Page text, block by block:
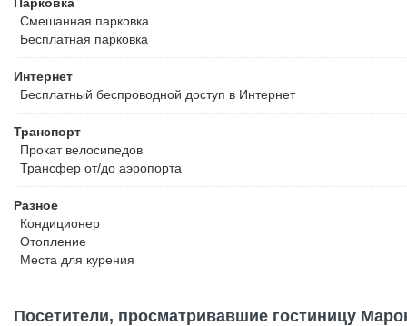
Смешанная парковка
Бесплатная парковка
Интернет
Бесплатный беспроводной доступ в Интернет
Транспорт
Прокат велосипедов
Трансфер от/до аэропорта
Разное
Кондиционер
Отопление
Места для курения
Посетители, просматривавшие гостиницу